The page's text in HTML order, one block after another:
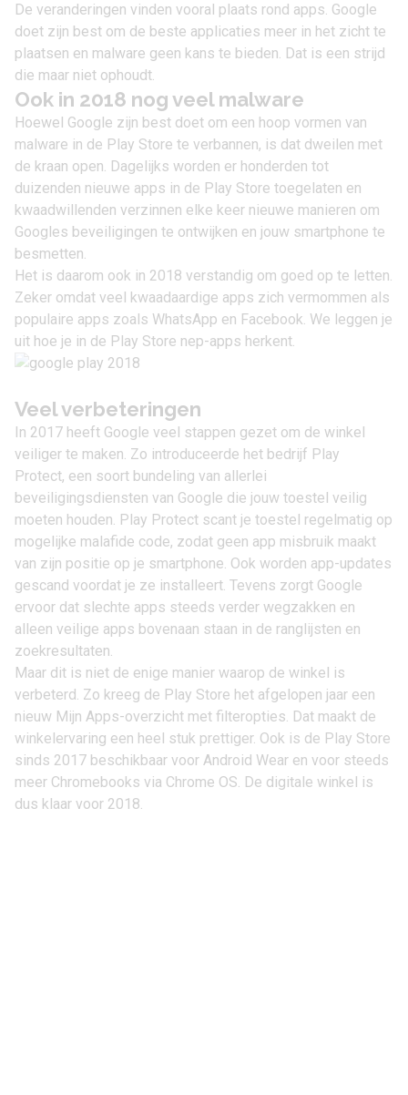
De veranderingen vinden vooral plaats rond apps. Google
doet zijn best om de beste applicaties meer in het zicht te
plaatsen en malware geen kans te bieden. Dat is een strijd
die maar niet ophoudt.
Ook in 2018 nog veel malware
Hoewel Google zijn best doet om een hoop vormen van
malware in de Play Store te verbannen, is dat dweilen met
de kraan open. Dagelijks worden er honderden tot
duizenden nieuwe apps in de Play Store toegelaten en
kwaadwillenden verzinnen elke keer nieuwe manieren om
Googles beveiligingen te ontwijken en jouw smartphone te
besmetten.
Het is daarom ook in 2018 verstandig om goed op te letten.
Zeker omdat veel kwaadaardige apps zich vermommen als
populaire apps zoals WhatsApp en Facebook. We leggen je
uit hoe je in de Play Store nep-apps herkent.
Veel verbeteringen
In 2017 heeft Google veel stappen gezet om de winkel
veiliger te maken. Zo introduceerde het bedrijf Play
Protect, een soort bundeling van allerlei
beveiligingsdiensten van Google die jouw toestel veilig
moeten houden. Play Protect scant je toestel regelmatig op
mogelijke malafide code, zodat geen app misbruik maakt
van zijn positie op je smartphone. Ook worden app-updates
gescand voordat je ze installeert. Tevens zorgt Google
ervoor dat slechte apps steeds verder wegzakken en
alleen veilige apps bovenaan staan in de ranglijsten en
zoekresultaten.
Maar dit is niet de enige manier waarop de winkel is
verbeterd. Zo kreeg de Play Store het afgelopen jaar een
nieuw Mijn Apps-overzicht met filteropties. Dat maakt de
winkelervaring een heel stuk prettiger. Ook is de Play Store
sinds 2017 beschikbaar voor Android Wear en voor steeds
meer Chromebooks via Chrome OS. De digitale winkel is
dus klaar voor 2018.